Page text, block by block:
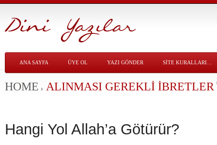
ANA SAYFA ÜYE OL YAZI GÖNDER SITE KURALLARI…
HOME ALINMASI GEREKLI İBRETLER
Hangi Yol Allah’a Götürür?